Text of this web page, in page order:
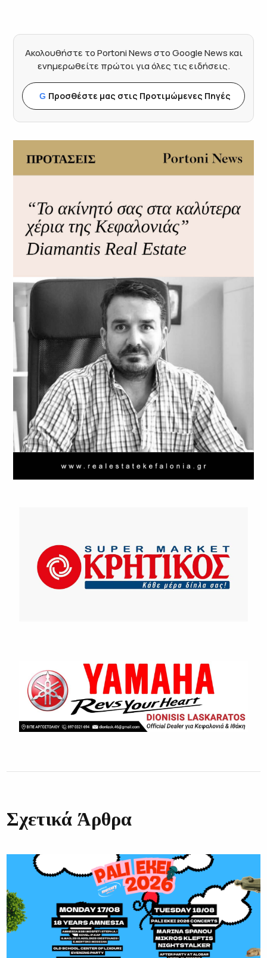
Ακολουθήστε το Portoni News στο Google News και
ενημερωθείτε πρώτοι για όλες τις ειδήσεις.
G Προσθέστε μας στις Προτιμώμενες Πηγές
Σχετικά Άρθρα